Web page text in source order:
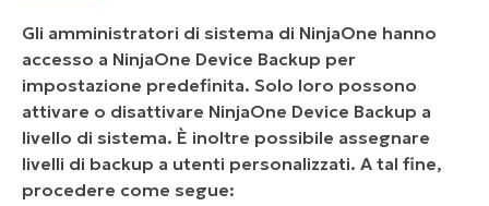
Gli amministratori di sistema di NinjaOne hanno
accesso a NinjaOne Device Backup per
impostazione predefinita. Solo loro possono
attivare o disattivare NinjaOne Device Backup a
livello di sistema. È inoltre possibile assegnare
livelli di backup a utenti personalizzati. A tal fine,
procedere come segue: